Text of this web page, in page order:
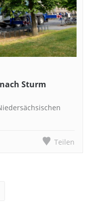
Sturm
Teilen